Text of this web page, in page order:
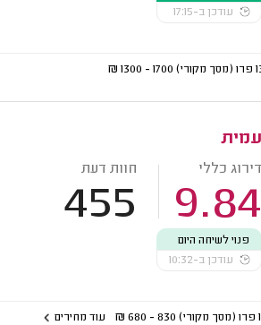
עודכן ב-17:15
1700 - 1300
₪
עמית
דירוג כללי
9.84
חוות דעת
455
פנוי לשיחה היום
עודכן ב-10:32
830 - 680
₪ עוד מחירים